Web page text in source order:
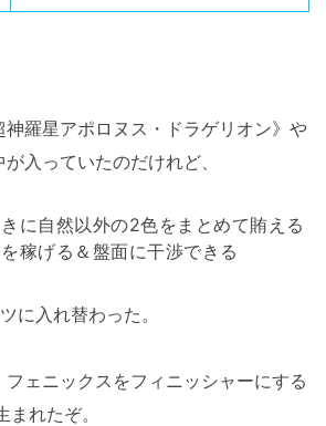
神羅星アポロヌス・ドラゲリオン》や
入っていたのだけれど、
に自然以外の2色をまとめて賄える
稼げる＆盤面に干渉できる
に入れ替わった。
ェニックスをフィニッシャーにする
れたぞ。